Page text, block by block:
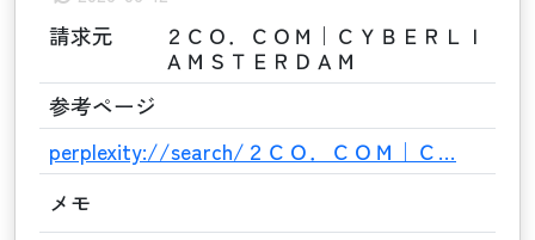
請求元
２ＣＯ．ＣＯＭ｜ＣＹＢＥＲＬＩ
ＡＭＳＴＥＲＤＡＭ
参考ページ
perplexity://search/２ＣＯ．ＣＯＭ｜Ｃ…
メモ